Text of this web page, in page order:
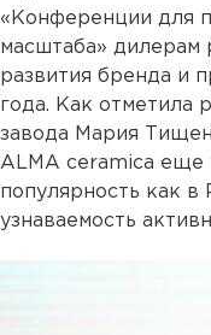
«Конференции для
масштаба» дилерам
развития бренда и
года. Как отметила
завода Мария
ALMA ceramica еще
популярность как в
узнаваемость